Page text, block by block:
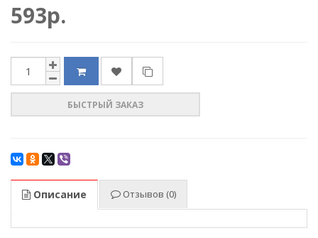
593р.
БЫСТРЫЙ ЗАКАЗ
Описание Отзывов (0)